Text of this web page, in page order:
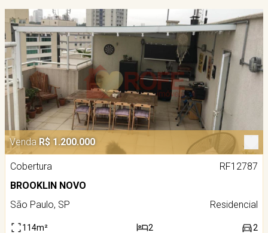
Venda R$ 1.200.000
Cobertura
RF12787
BROOKLIN NOVO
São Paulo, SP
Residencial
114m² 2 2